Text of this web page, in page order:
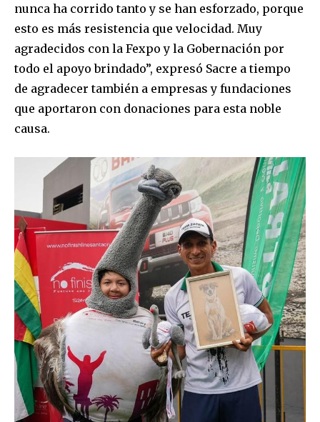
nunca ha corrido tanto y se han esforzado, porque
esto es más resistencia que velocidad. Muy
agradecidos con la Fexpo y la Gobernación por
todo el apoyo brindado”, expresó Sacre a tiempo
de agradecer también a empresas y fundaciones
que aportaron con donaciones para esta noble
causa.